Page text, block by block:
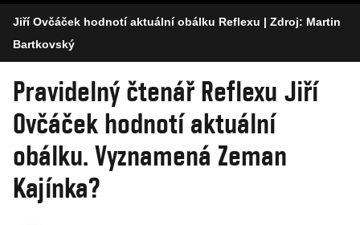
Jiří Ovčáček hodnotí aktuální obálku Reflexu | Zdroj: Martin
Bartkovský
Pravidelný čtenář Reflexu Jiří
Ovčáček hodnotí aktuální
obálku. Vyznamená Zeman
Kajínka?